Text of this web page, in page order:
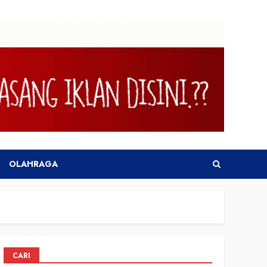
OLAHRAGA
CARI